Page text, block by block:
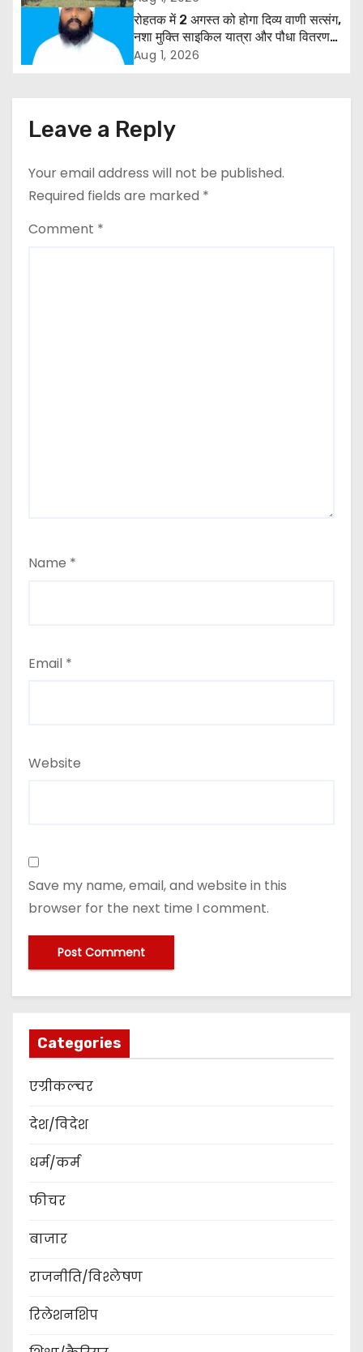
i
g
o
मांग
रोहतक में 2 अगस्त को होगा दिव्य वाणी सत्संग,
नशा मुक्ति साइकिल यात्रा और पौधा वितरण
कार्यक्रम
Aug 1, 2026
Leave a Reply
Your email address will not be published.
Required fields are marked *
Comment *
Name *
Email *
Website
Save my name, email, and website in this
browser for the next time I comment.
Categories
एग्रीकल्चर
देश/विदेश
धर्म/कर्म
फीचर
बाजार
राजनीति/विश्लेषण
रिलेशनशिप